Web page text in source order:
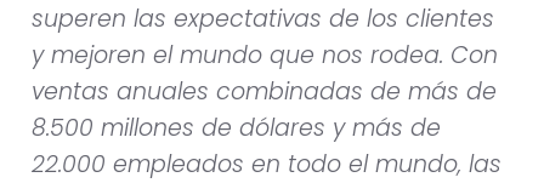
superen las expectativas de los clientes
y mejoren el mundo que nos rodea. Con
ventas anuales combinadas de más de
8.500 millones de dólares y más de
22.000 empleados en todo el mundo, las